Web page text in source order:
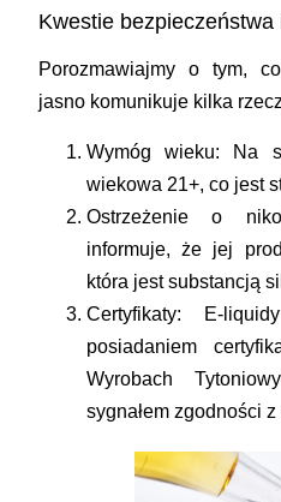
Kwestie bezpieczeństwa
Porozmawiajmy o tym,
jasno komunikuje kilka
Wymóg wieku: Na
wiekowa 21+, co jest
Ostrzeżenie o
informuje, że jej
która jest substancją
Certyfikaty: E-
posiadaniem
Wyrobach
sygnałem zgodności